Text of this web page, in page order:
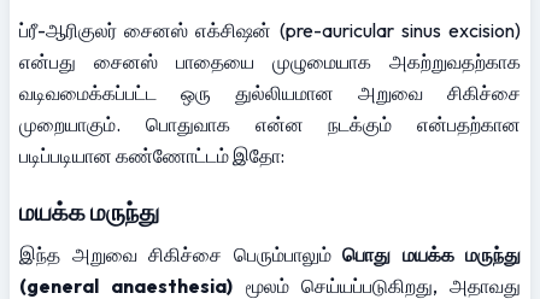
ப்ரீ-ஆரிகுலர் சைனஸ் எக்சிஷன் (pre-auricular sinus excision)
என்பது சைனஸ் பாதையை முழுமையாக அகற்றுவதற்காக
வடிவமைக்கப்பட்ட ஒரு துல்லியமான அறுவை சிகிச்சை
முறையாகும். பொதுவாக என்ன நடக்கும் என்பதற்கான
படிப்படியான கண்ணோட்டம் இதோ:
மயக்க மருந்து
இந்த அறுவை சிகிச்சை பெரும்பாலும் பொது மயக்க மருந்து
(general anaesthesia) மூலம் செய்யப்படுகிறது, அதாவது